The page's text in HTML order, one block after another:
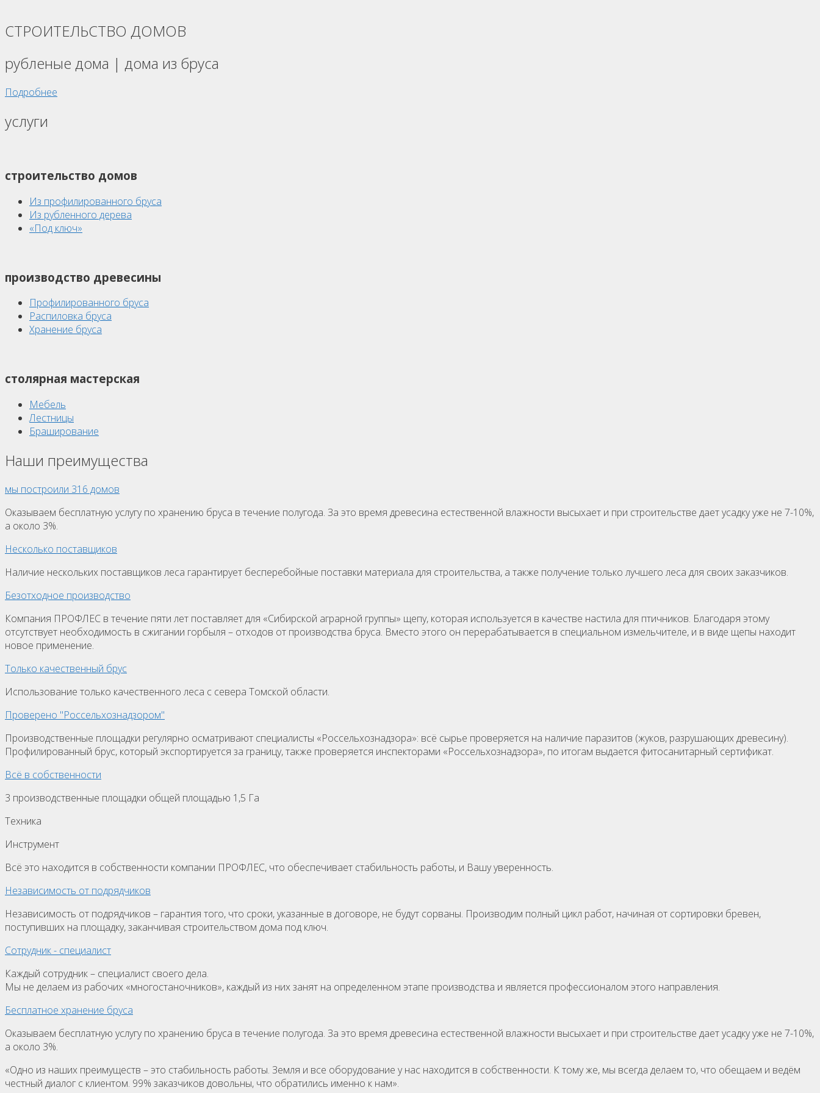
СТРОИТЕЛЬСТВО ДОМОВ
рубленые дома | дома из бруса
Подробнее
услуги
строительство домов
Из профилированного бруса
Из рубленного дерева
«Под ключ»
производство древесины
Профилированного бруса
Распиловка бруса
Хранение бруса
столярная мастерская
Мебель
Лестницы
Браширование
Наши преимущества
мы построили 316 домов
Оказываем бесплатную услугу по хранению бруса в течение полугода. За это время древесина естественной влажности высыхает и при строительстве дает усадку уже не 7-10%,
а около 3%.
Несколько поставщиков
Наличие нескольких поставщиков леса гарантирует бесперебойные поставки материала для строительства, а также получение только лучшего леса для своих заказчиков.
Безотходное производство
Компания ПРОФЛЕС в течение пяти лет поставляет для «Сибирской аграрной группы» щепу, которая используется в качестве настила для птичников. Благодаря этому
отсутствует необходимость в сжигании горбыля – отходов от производства бруса. Вместо этого он перерабатывается в специальном измельчителе, и в виде щепы находит
новое применение.
Только качественный брус
Использование только качественного леса с севера Томской области.
Проверено "Россельхознадзором"
Производственные площадки регулярно осматривают специалисты «Россельхознадзора»: всё сырье проверяется на наличие паразитов (жуков, разрушающих древесину).
Профилированный брус, который экспортируется за границу, также проверяется инспекторами «Россельхознадзора», по итогам выдается фитосанитарный сертификат.
Всё в собственности
3 производственные площадки общей площадью 1,5 Га
Техника
Инструмент
Всё это находится в собственности компании ПРОФЛЕС, что обеспечивает стабильность работы, и Вашу уверенность.
Независимость от подрядчиков
Независимость от подрядчиков – гарантия того, что сроки, указанные в договоре, не будут сорваны. Производим полный цикл работ, начиная от сортировки бревен,
поступивших на площадку, заканчивая строительством дома под ключ.
Сотрудник - специалист
Каждый сотрудник – специалист своего дела.
Мы не делаем из рабочих «многостаночников», каждый из них занят на определенном этапе производства и является профессионалом этого направления.
Бесплатное хранение бруса
Оказываем бесплатную услугу по хранению бруса в течение полугода. За это время древесина естественной влажности высыхает и при строительстве дает усадку уже не 7-10%,
а около 3%.
«Одно из наших преимуществ – это стабильность работы. Земля и все оборудование у нас находится в собственности. К тому же, мы всегда делаем то, что обещаем и ведём
честный диалог с клиентом. 99% заказчиков довольны, что обратились именно к нам».